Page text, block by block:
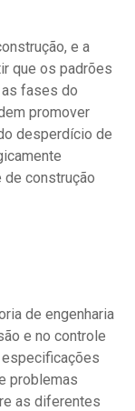
e a
que os padrões
fases do
promover
desperdício de
de construção
de engenharia
e no controle
especificações
problemas
as diferentes